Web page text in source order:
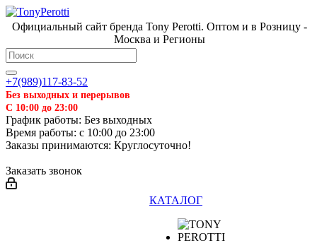
Официальный сайт бренда Tony Perotti. Оптом и в Розницу -
Москва и Регионы
+7(989)117-83-52
Без выходных и перерывов
С 10:00 до 23:00
График работы: Без выходных
Время работы: с 10:00 до 23:00
Заказы принимаются: Круглосуточно!
Заказать звонок
КАТАЛОГ